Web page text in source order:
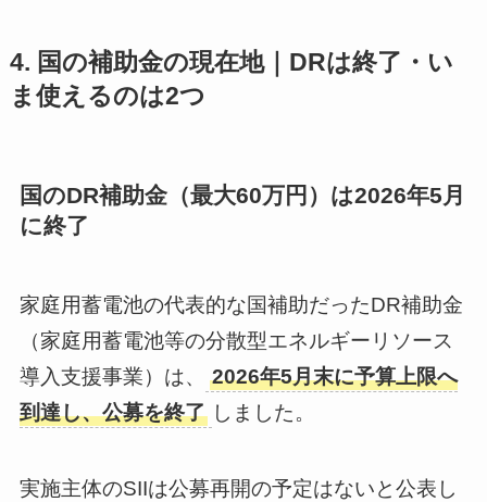
4. 国の補助金の現在地｜DRは終了・い
ま使えるのは2つ
国のDR補助金（最大60万円）は2026年5月
に終了
家庭用蓄電池の代表的な国補助だったDR補助金
（家庭用蓄電池等の分散型エネルギーリソース
導入支援事業）は、
2026年5月末に予算上限へ
到達し、公募を終了 しました。
実施主体のSIIは公募再開の予定はないと公表し